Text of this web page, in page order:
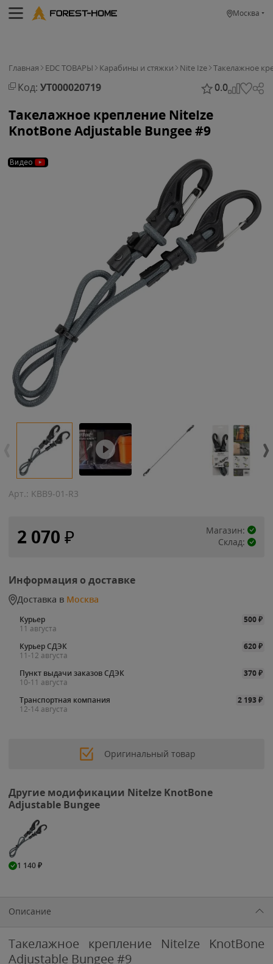
Москва
Главная EDC ТОВАРЫ Карабины и стяжки Nite Ize Такелажное
Код: УТ000020719 0.0
Такелажное крепление NiteIze
KnotBone Adjustable Bungee #9
Видео
Арт.: KBB9-01-R3
2 070 ₽
Магазин:
Склад:
Информация о доставке
Доставка в Москва
Курьер 500₽
11 августа
Курьер СДЭК
620₽
11-12 августа
Пункт выдачи заказов СДЭК
370₽
10-11 августа
Транспортная компания
2 193₽
12-14 августа
Оригинальный товар
Другие модификации NiteIze KnotBone
Adjustable Bungee
1 140₽
Описание
Такелажное крепление NiteIze KnotBone
Adjustable Bungee #9